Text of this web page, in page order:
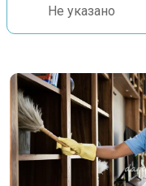
Не указано